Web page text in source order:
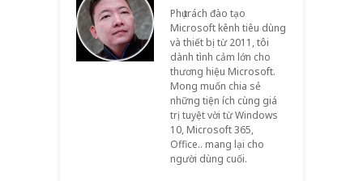
Phụ trách đào tạo
Microsoft kênh tiêu dùng
và thiết bị từ 2011, tôi
dành tình cảm lớn cho
thương hiệu Microsoft.
Mong muốn chia sẻ
những tiện ích cùng giá
trị tuyệt vời từ Windows
10, Microsoft 365,
Office.. mang lại cho
người dùng cuối.